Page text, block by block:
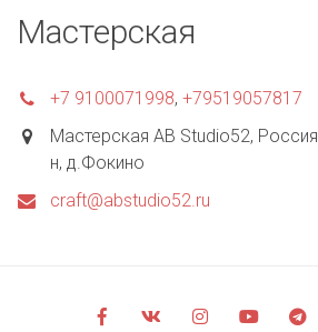
Мастерская
+7 9100071998, +79519057817
Мастерская AB Studio52, Россия
н, д.Фокино
craft@abstudio52.ru